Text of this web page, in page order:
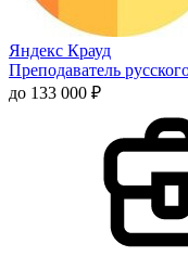
Яндекс Крауд
Преподаватель
до 133 000 ₽